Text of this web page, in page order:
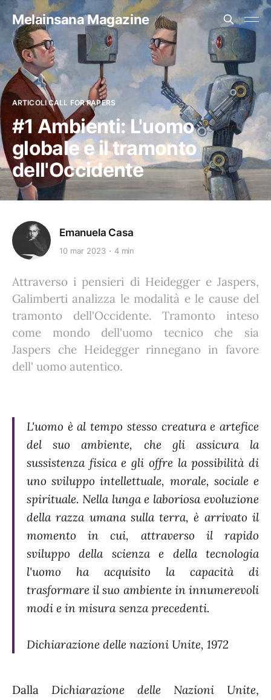
Melainsana Magazine
ARTICOLI CALL FOR PAPERS
#1 Ambienti: L'uomo
globale e il tramonto
dell'Occidente
Emanuela Casa
10 mar 2023 4 min
Attraverso i pensieri di Heidegger e Jaspers,
Galimberti analizza le modalità e le cause del
tramonto dell'Occidente. Tramonto inteso
come mondo dell'uomo tecnico che sia
Jaspers che Heidegger rinnegano in favore
dell' uomo autentico.
L'uomo è al tempo stesso creatura e artefice
del suo ambiente, che gli assicura la
sussistenza fisica e gli offre la possibilità di
uno sviluppo intellettuale, morale, sociale e
spirituale. Nella lunga e laboriosa evoluzione
della razza umana sulla terra, è arrivato il
momento in cui, attraverso il rapido
sviluppo della scienza e della tecnologia
l'uomo ha acquisito la capacità di
trasformare il suo ambiente in innumerevoli
modi e in misura senza precedenti.
Dichiarazione delle nazioni Unite, 1972
Dalla Dichiarazione delle Nazioni Unite,